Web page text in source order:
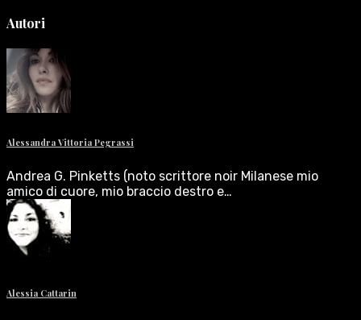
Autori
Alessandra Vittoria Pegrassi
Andrea G. Pinketts (noto scrittore noir Milanese mio
amico di cuore, mio braccio destro e…
Alessia Cattarin